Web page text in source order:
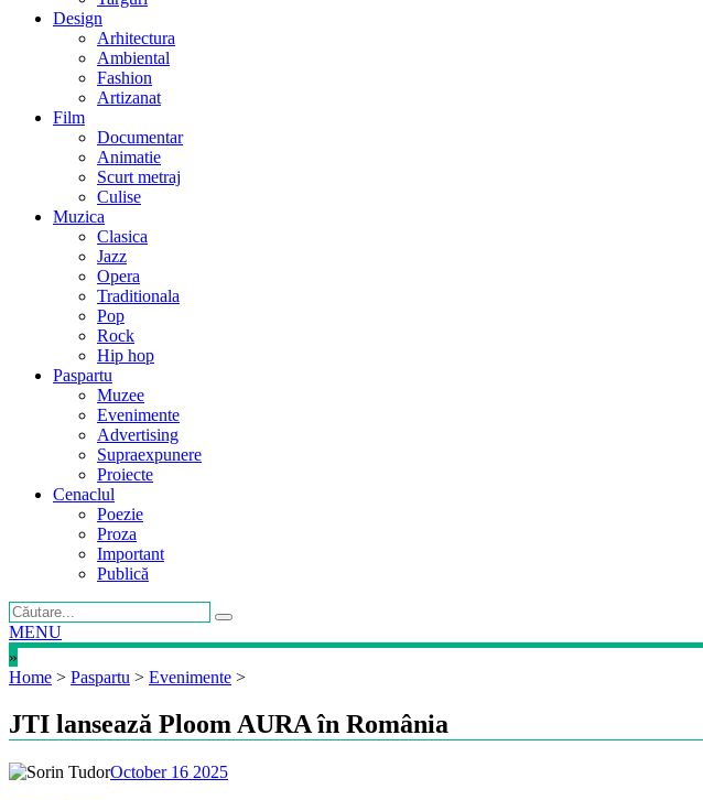
Design
Arhitectura
Ambiental
Fashion
Artizanat
Film
Documentar
Animatie
Scurt metraj
Culise
Muzica
Clasica
Jazz
Opera
Traditionala
Pop
Rock
Hip hop
Paspartu
Muzee
Evenimente
Advertising
Supraexpunere
Proiecte
Cenaclul
Poezie
Proza
Important
Publică
MENU
»
Home > Paspartu > Evenimente >
JTI lansează Ploom AURA în România
October 16 2025